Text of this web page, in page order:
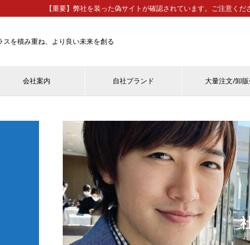
【重要】弊社を装った偽サイトが確認されています。ご注意くだ
スを積み重ね、より良い未来を創る
会社案内 自社ブランド 大量注文/卸